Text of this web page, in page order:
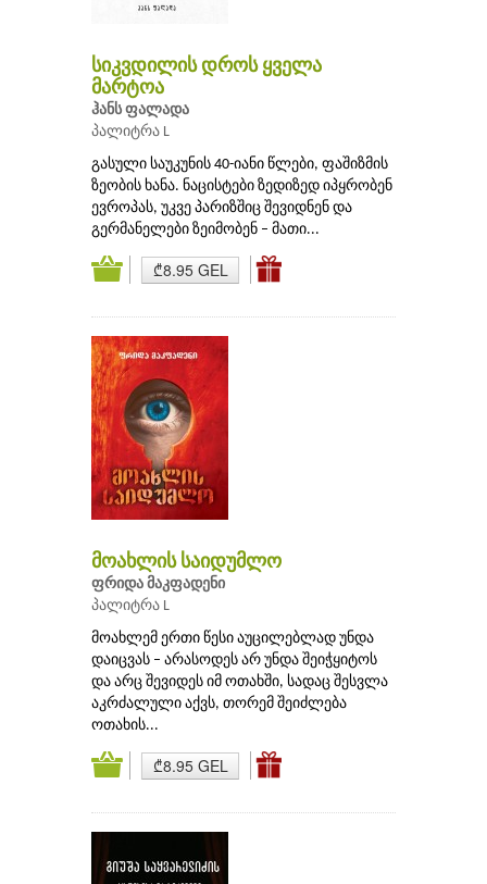
სიკვდილის დროს ყველა
მარტოა
ჰანს ფალადა
პალიტრა L
გასული საუკუნის 40-იანი წლები, ფაშიზმის
ზეობის ხანა. ნაცისტები ზედიზედ იპყრობენ
ევროპას, უკვე პარიზშიც შევიდნენ და
გერმანელები ზეიმობენ – მათი...
₾8.95 GEL
მოახლის საიდუმლო
ფრიდა მაკფადენი
პალიტრა L
მოახლემ ერთი წესი აუცილებლად უნდა
დაიცვას – არასოდეს არ უნდა შეიჭყიტოს
და არც შევიდეს იმ ოთახში, სადაც შესვლა
აკრძალული აქვს, თორემ შეიძლება
ოთახის...
₾8.95 GEL